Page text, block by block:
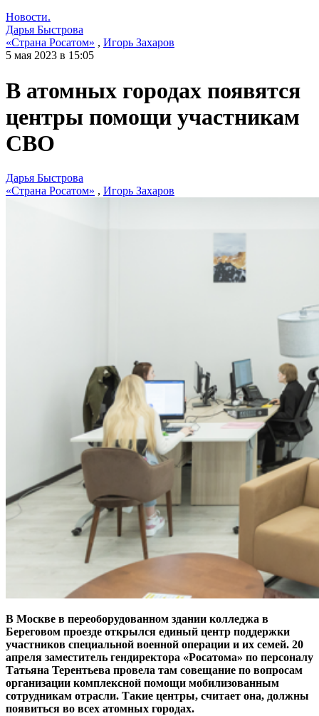
Новости.
Дарья Быстрова
«Страна Росатом» , Игорь Захаров
5 мая 2023 в 15:05
В атомных городах появятся
центры помощи участникам
СВО
Дарья Быстрова
«Страна Росатом» , Игорь Захаров
В Москве в переоборудованном здании колледжа в
Береговом проезде открылся единый центр поддержки
участников специальной военной операции и их семей. 20
апреля заместитель гендиректора «Росатома» по персоналу
Татьяна Терентьева провела там совещание по вопросам
организации комплексной помощи мобилизованным
сотрудникам отрасли. Такие центры, считает она, должны
появиться во всех атомных городах.